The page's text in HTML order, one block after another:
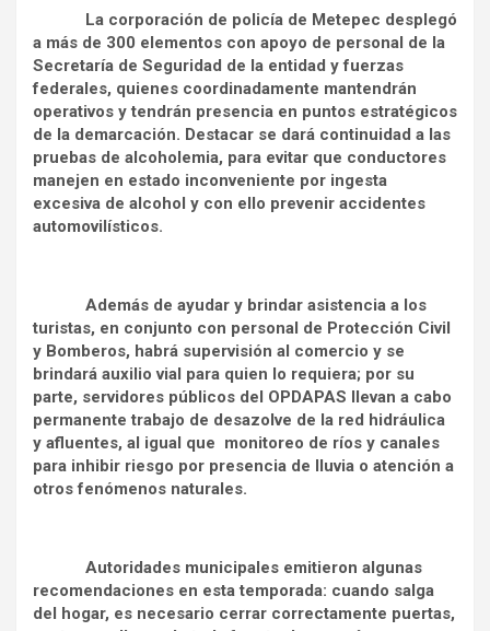
La corporación de policía de Metepec desplegó
a más de 300 elementos con apoyo de personal de la
Secretaría de Seguridad de la entidad y fuerzas
federales, quienes coordinadamente mantendrán
operativos y tendrán presencia en puntos estratégicos
de la demarcación. Destacar se dará continuidad a las
pruebas de alcoholemia, para evitar que conductores
manejen en estado inconveniente por ingesta
excesiva de alcohol y con ello prevenir accidentes
automovilísticos.
Además de ayudar y brindar asistencia a los
turistas, en conjunto con personal de Protección Civil
y Bomberos, habrá supervisión al comercio y se
brindará auxilio vial para quien lo requiera; por su
parte, servidores públicos del OPDAPAS llevan a cabo
permanente trabajo de desazolve de la red hidráulica
y afluentes, al igual que monitoreo de ríos y canales
para inhibir riesgo por presencia de lluvia o atención a
otros fenómenos naturales.
Autoridades municipales emitieron algunas
recomendaciones en esta temporada: cuando salga
del hogar, es necesario cerrar correctamente puertas,